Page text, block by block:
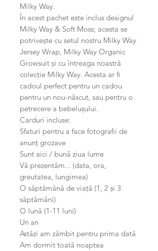
Milky Way.
În acest pachet este inclus designul
Milky Way & Soft Moss; acesta se
potrivește cu setul nostru Milky Way
Jersey Wrap, Milky Way Organic
Growsuit și cu întreaga noastră
colecție Milky Way. Acesta ar fi
cadoul perfect pentru un cadou
pentru un nou-născut, sau pentru o
petrecere a bebelușului.
Carduri incluse:
Sfaturi pentru a face fotografii de
anunț grozave
Sunt aici / bună ziua lume
Vă prezentăm... (data, ora,
greutatea, lungimea)
O săptămână de viață (1, 2 și 3
săptămâni)
O lună (1-11 luni)
Un an
Astăzi am zâmbit pentru prima dată
Am dormit toată noaptea